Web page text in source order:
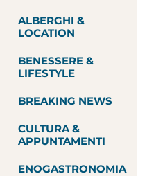
ALBERGHI &
LOCATION
BENESSERE &
LIFESTYLE
BREAKING NEWS
CULTURA &
APPUNTAMENTI
ENOGASTRONOMIA